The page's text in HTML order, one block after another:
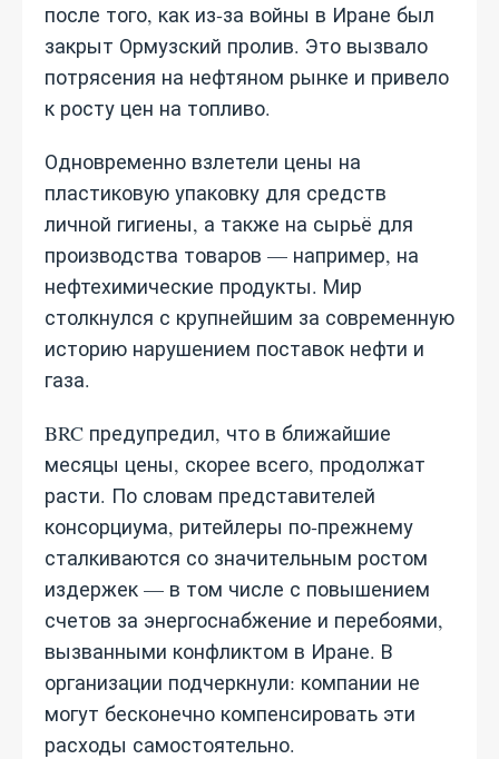
после того, как из‑за войны в Иране был
закрыт Ормузский пролив. Это вызвало
потрясения на нефтяном рынке и привело
к росту цен на топливо.
Одновременно взлетели цены на
пластиковую упаковку для средств
личной гигиены, а также на сырьё для
производства товаров — например, на
нефтехимические продукты. Мир
столкнулся с крупнейшим за современную
историю нарушением поставок нефти и
газа.
BRC предупредил, что в ближайшие
месяцы цены, скорее всего, продолжат
расти. По словам представителей
консорциума, ритейлеры по‑прежнему
сталкиваются со значительным ростом
издержек — в том числе с повышением
счетов за энергоснабжение и перебоями,
вызванными конфликтом в Иране. В
организации подчеркнули: компании не
могут бесконечно компенсировать эти
расходы самостоятельно.